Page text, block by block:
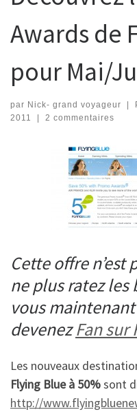
Awards de
pour Mai/
par Nick- grand voyageur |
2011
| 2 commentaires
Cette offre
ne plus ratez les
vous
devenezFan sur
Les nouveaux
Flying Blue à 50%sont
http://